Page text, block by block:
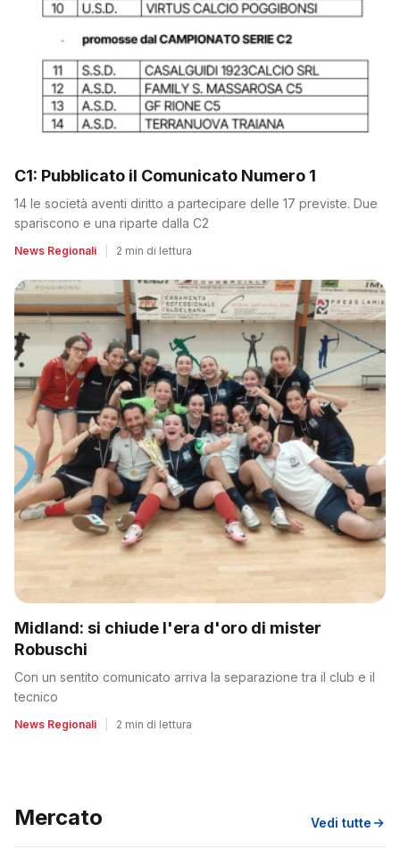
C1: Pubblicato il Comunicato Numero 1
14 le società aventi diritto a partecipare delle 17 previste. Due
spariscono e una riparte dalla C2
News Regionali 2 min di lettura
Midland: si chiude l'era d'oro di mister
Robuschi
Con un sentito comunicato arriva la separazione tra il club e il
tecnico
News Regionali 2 min di lettura
Mercato Vedi tutte